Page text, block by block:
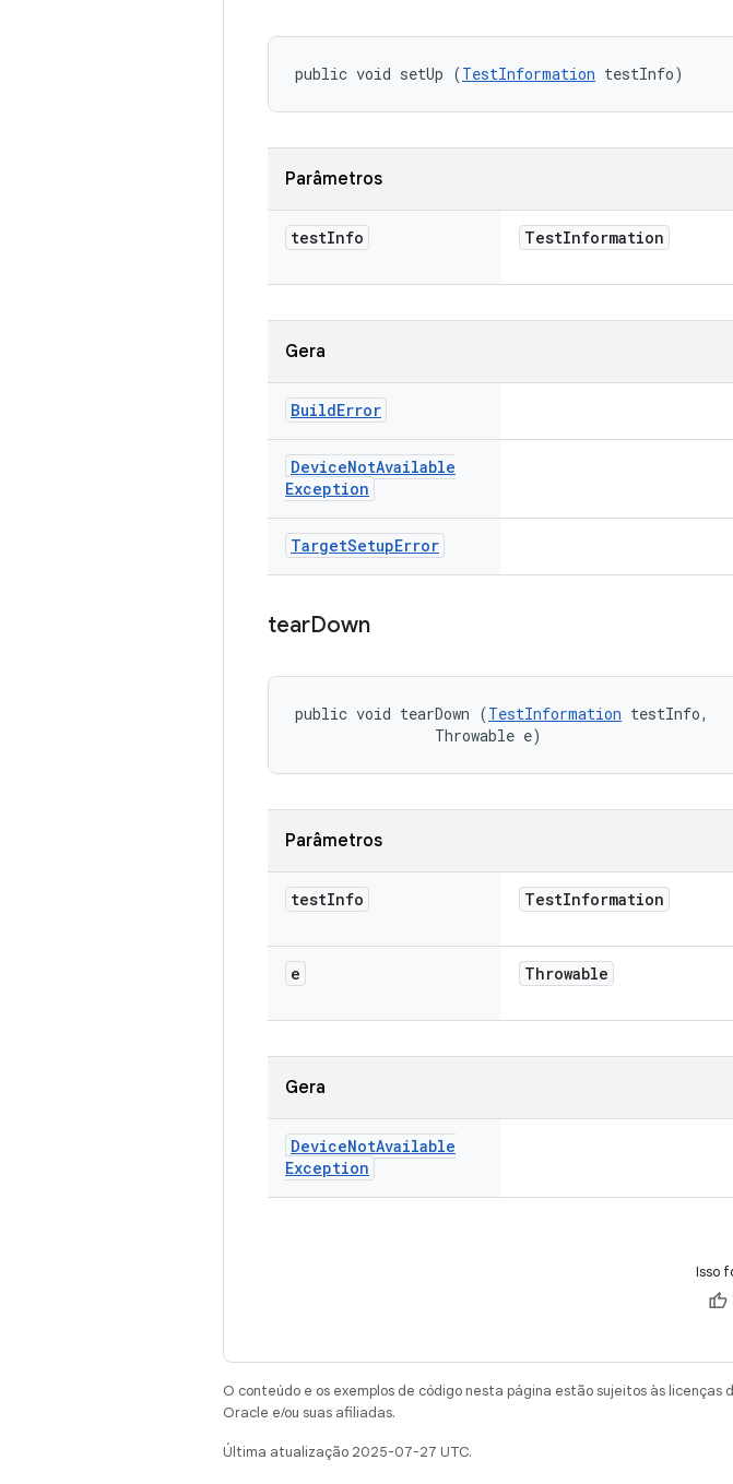
public void setUp (TestInformation testInfo)
Parâmetros
testInfo TestInformation
Gera
BuildError
DeviceNotAvailable
Exception
TargetSetupError
tearDown
public void tearDown (TestInformation testInfo,
                Throwable e)
Parâmetros
testInfo TestInformation
e Throwable
Gera
DeviceNotAvailable
Exception
Isso
O conteúdo e os exemplos de código nesta página estão sujeitos às licenças
Oracle e/ou suas afiliadas.
Última atualização 2025-07-27 UTC.